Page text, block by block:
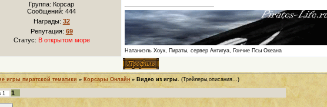
Группа: Корсар
Сообщений:444
Награды: 32
Репутация: 69
Статус: В открытом море
Натаниэль Хоук, Пираты, сервер Антигуа, Гончие Псы Океана
игры пиратской тематики » Корсары Онлайн » Видео из игры. (Трейлеры,описания...)
1
1